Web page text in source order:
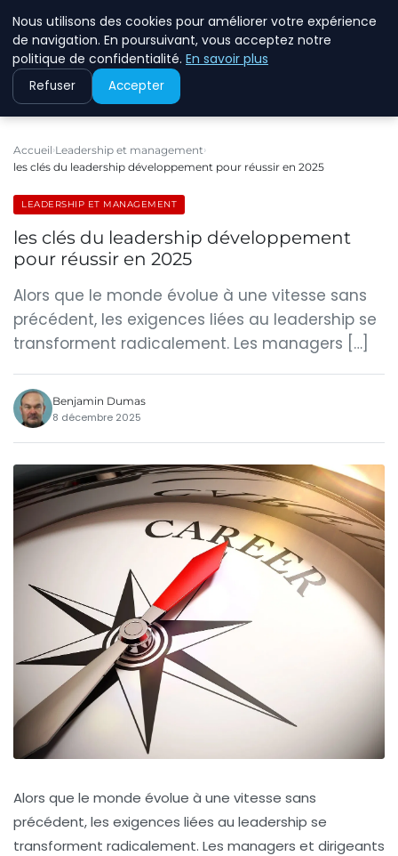
ECOMMCODE2
Accueil Leadership et management
les clés du leadership développement pour réussir en 2025
LEADERSHIP ET MANAGEMENT
les clés du leadership développement
pour réussir en 2025
Alors que le monde évolue à une vitesse sans
précédent, les exigences liées au leadership se
transforment radicalement. Les managers […]
Benjamin Dumas
8 décembre 2025
Alors que le monde évolue à une vitesse sans
précédent, les exigences liées au leadership se
transforment radicalement. Les managers et dirigeants
Nous utilisons des cookies pour améliorer votre expérience
de navigation. En poursuivant, vous acceptez notre
politique de confidentialité. En savoir plus
Refuser Accepter